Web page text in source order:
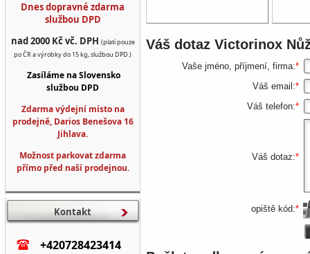
Váš dotaz Victorinox
Vaše jméno, příjmení, firma:*
Váš email:*
Váš telefon:*
Váš dotaz:*
opiště kód:*
Dnes dopravné zdarma
službou DPD
nad 2000 Kč vč. DPH (platí pouze
po ČR a výrobky do 15 kg, službou DPD.)
Zasíláme na Slovensko
službou DPD
Zdarma výdejní místo na
prodejně, Darios Benešova 16
Jihlava.
Možnost parkovat zdarma
přímo před naší prodejnou.
Kontakt
+420728423414